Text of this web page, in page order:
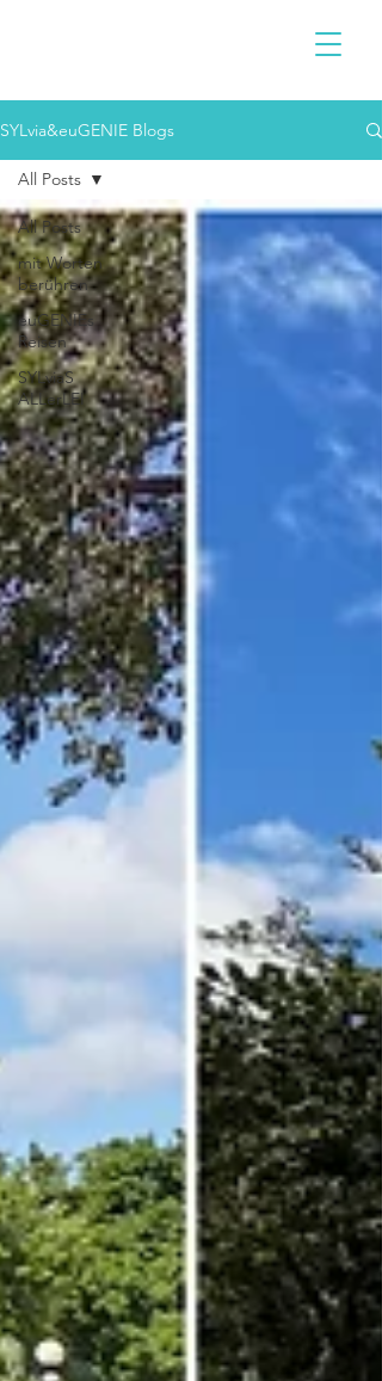
SYLvia&euGENIE Blogs
All Posts
mit Worten
berühren
euGENIEs
Reisen
SYLviaS
ALLerLEI
All Posts